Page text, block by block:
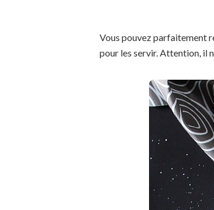
Vous pouvez parfaitement
pour les servir. Attention, il